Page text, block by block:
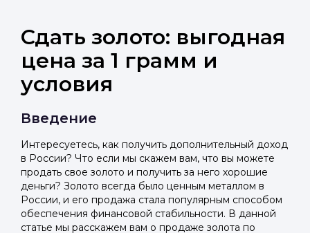
Сдать золото: выгодная
цена за 1 грамм и
условия
Введение
Интересуетесь, как получить дополнительный доход
в России? Что если мы скажем вам, что вы можете
продать свое золото и получить за него хорошие
деньги? Золото всегда было ценным металлом в
России, и его продажа стала популярным способом
обеспечения финансовой стабильности. В данной
статье мы расскажем вам о продаже золота по